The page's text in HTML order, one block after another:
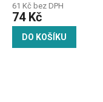
61 Kč bez DPH
74 Kč
DO KOŠÍKU